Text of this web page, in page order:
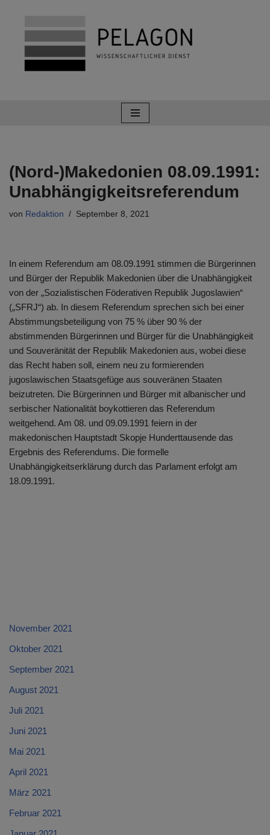
Zum
Inhalt
springen
(Nord-)Makedonien 08.09.1991:
Unabhängigkeitsreferendum
von Redaktion September 8, 2021
In einem Referendum am 08.09.1991 stimmen die Bürgerinnen
und Bürger der Republik Makedonien über die Unabhängigkeit
von der „Sozialistischen Föderativen Republik Jugoslawien“
(„SFRJ“) ab. In diesem Referendum sprechen sich bei einer
Abstimmungsbeteiligung von 75 % über 90 % der
abstimmenden Bürgerinnen und Bürger für die Unabhängigkeit
und Souveränität der Republik Makedonien aus, wobei diese
das Recht haben soll, einem neu zu formierenden
jugoslawischen Staatsgefüge aus souveränen Staaten
beizutreten. Die Bürgerinnen und Bürger mit albanischer und
serbischer Nationalität boykottieren das Referendum
weitgehend. Am 08. und 09.09.1991 feiern in der
makedonischen Hauptstadt Skopje Hunderttausende das
Ergebnis des Referendums. Die formelle
Unabhängigkeitserklärung durch das Parlament erfolgt am
18.09.1991.
November 2021
Oktober 2021
September 2021
August 2021
Juli 2021
Juni 2021
Mai 2021
April 2021
März 2021
Februar 2021